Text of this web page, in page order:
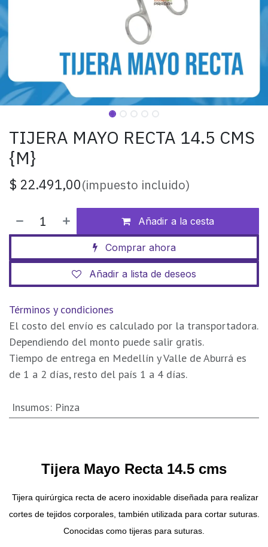
TIJERA MAYO RECTA 14.5 CMS
{M}
$ 22.491,00(impuesto incluido)
Añadir a la cesta
Comprar ahora
Añadir a lista de deseos
Términos y condiciones
El costo del envío es calculado por la transportadora.
Dependiendo del monto puede salir gratis.
Tiempo de entrega en Medellín y Valle de Aburrá es
de 1 a 2 días, resto del país 1 a 4 días.
Insumos: Pinza
Tijera Mayo Recta 14.5 cms
Tijera quirúrgica recta de acero inoxidable diseñada para realizar
cortes de tejidos corporales, también utilizada para cortar suturas.
Conocidas como tijeras para suturas.